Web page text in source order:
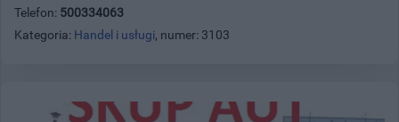
Telefon: 500334063
Kategoria: Handel i usługi, numer: 3103